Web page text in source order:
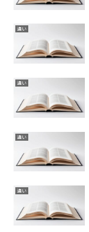
違い
違い
違い
違い